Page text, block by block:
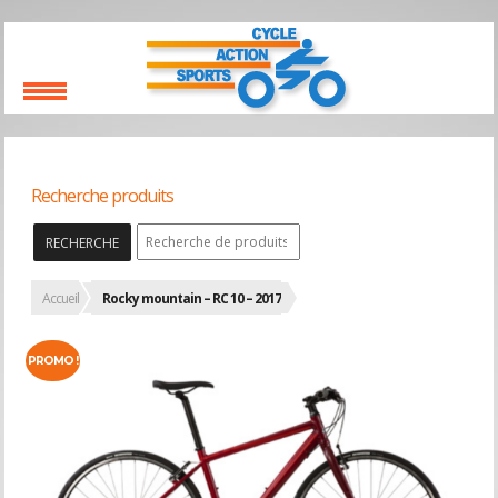
Recherche produits
RECHERCHE
Accueil Rocky mountain – RC 10 – 2017
PROMO !